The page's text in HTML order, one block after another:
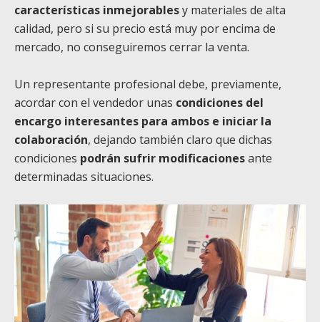
características inmejorablesy materiales de alta
calidad, pero si su precio está muy por encima de
mercado, no conseguiremos cerrar la venta.
Un representante profesional debe, previamente,
acordar con el vendedor unas condiciones del
encargo interesantes para ambos e iniciar la
colaboración, dejando también claro que dichas
condiciones podrán sufrir modificacionesante
determinadas situaciones.